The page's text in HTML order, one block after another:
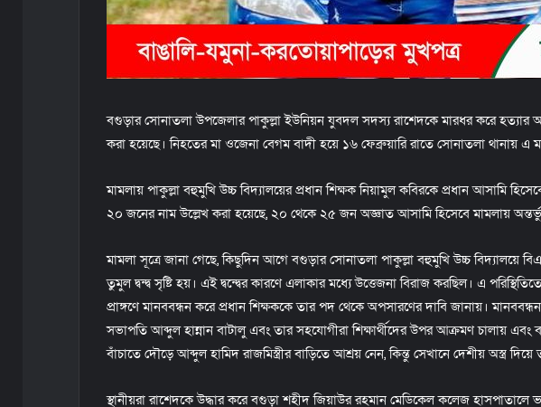
বগুড়ার সোনাতলা উপজেলার পাকুল্লা ইউনিয়ন যুবদল সদস্য রাশেদকে মারধর করে হত্যার
করা হয়েছে। নিহতের মা ওজেনা বেগম বাদী হয়ে ১৬ ফেব্রুয়ারি রাতে সোনাতলা থানায় এ
মামলায় পাকুল্লা বহুমুখি উচ্চ বিদ্যালয়ের প্রধান শিক্ষক নিয়ামুল কবিরকে প্রধান আসামি
২০ জনের নাম উল্লেখ করা হয়েছে, ২০ থেকে ২৫ জন অজ্ঞাত আসামি হিসেবে মামলায়
মামলা সূত্রে জানা গেছে, কিছুদিন আগে বগুড়ার সোনাতলা পাকুল্লা বহুমুখি উচ্চ বিদ্যালয়ে
তুমুল দ্বন্দ্ব সৃষ্টি হয়। এই দ্বন্দ্বের কারণে এলাকার মধ্যে উত্তেজনা বিরাজ করছিল। এ
প্রাঙ্গণে মানববন্ধন করে প্রধান শিক্ষককে তার পদ থেকে অপসারণের দাবি জানায়।
সভাপতি আব্দুল হান্নান বাটালু এবং তার সহযোগীরা শিক্ষার্থীদের উপর আক্রমণ চালায় এবং
বাঁচাতে দৌড়ে আব্দুল হামিদ রাজমিস্ত্রীর বাড়িতে আশ্রয় নেন, কিন্তু সেখানে দেশীয় অস্ত্র
স্থানীয়রা রাশেদকে উদ্ধার করে বগুড়া শহীদ জিয়াউর রহমান মেডিকেল কলেজ হাসপাতালে